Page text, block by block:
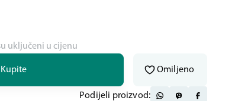
uključeni u cijenu
Kupite Omiljeno
Podijeli proizvod: